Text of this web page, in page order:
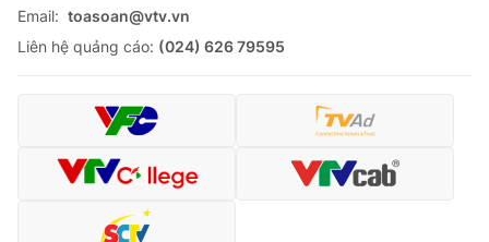
Email: toasoan@vtv.vn
Liên hệ quảng cáo: (024) 626 79595